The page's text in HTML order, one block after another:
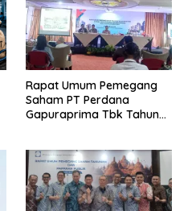
Rapat Umum Pemegang
Saham PT Perdana
Gapuraprima Tbk Tahun